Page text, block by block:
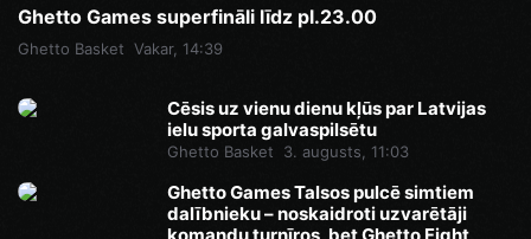
Ghetto Games superfināli līdz pl.23.00
Ghetto Basket Vakar, 14:39
Cēsis uz vienu dienu kļūs par Latvijas
ielu sporta galvaspilsētu
Ghetto Basket 3. augusts, 11:03
Ghetto Games Talsos pulcē simtiem
dalībnieku – noskaidroti uzvarētāji